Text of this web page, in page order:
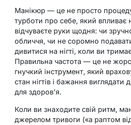
Манікюр — це не просто
турботи про себе, який впливає
відчуваєте руки щодня: чи
обличчя, чи не соромно
дивитися на нігті, коли ви
Правильна частота — це не
гнучкий інструмент, який
стан нігтів і бажання виглядати
для здоров’я.
Коли ви знаходите свій ритм,
джерелом тривоги («а раптом